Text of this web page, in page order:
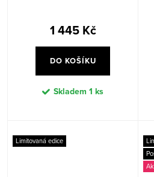
1 445 Kč
DO KOŠÍKU
Skladem 1 ks
Limitovaná edice